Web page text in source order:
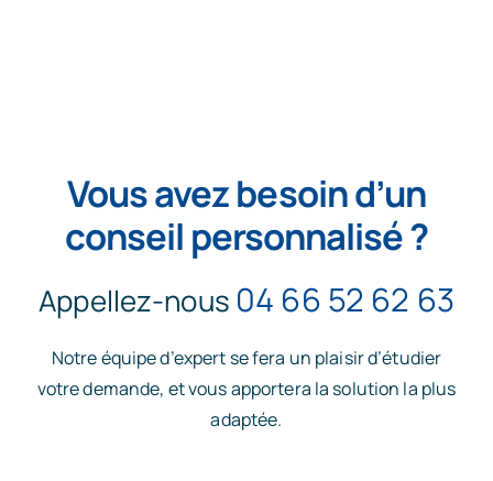
Vous avez besoin d’un
conseil personnalisé ?
Appellez-nous 04 66 52 62 63
Notre équipe d’expert se fera un plaisir d’étudier
votre demande, et vous apportera la solution la plus
adaptée.